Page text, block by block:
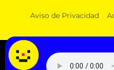
Aviso de Privacidad
© 2026 SOPITAS.COM - MÚSICA,
MÁS!.